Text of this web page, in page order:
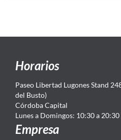
Horarios
Paseo Libertad Lugones Stand
del Busto)
Córdoba Capital
Lunes a Domingos: 10:30 a 20:30
Empresa